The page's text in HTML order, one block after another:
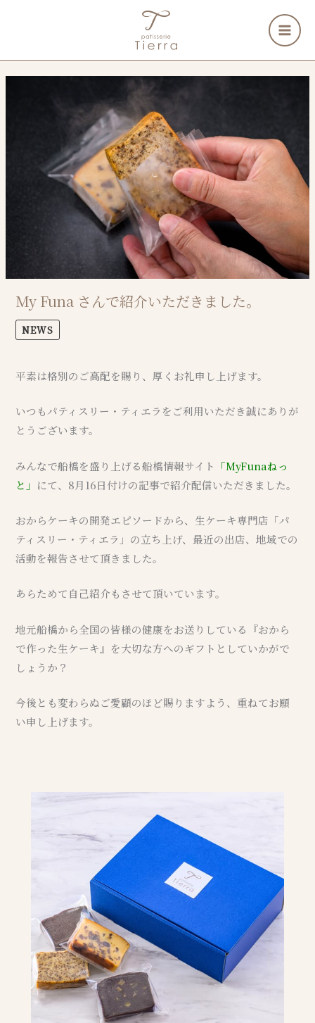
My Funa さんで紹介いただきました。
NEWS
平素は格別のご高配を賜り、厚くお礼申し上げます。
いつもパティスリー・ティエラをご利用いただき誠にありが
とうございます。
みんなで船橋を盛り上げる船橋情報サイト 「MyFunaねっ
と」 にて、8月16日付けの記事で紹介配信いただきました。
おからケーキの開発エピソードから、生ケーキ専門店「パ
ティスリー・ティエラ」の立ち上げ、最近の出店、地域での
活動を報告させて頂きました。
あらためて自己紹介もさせて頂いています。
地元船橋から全国の皆様の健康をお送りしている『おから
で作った生ケーキ』を大切な方へのギフトとしていかがで
しょうか？
今後とも変わらぬご愛顧のほど賜りますよう、重ねてお願
い申し上げます。